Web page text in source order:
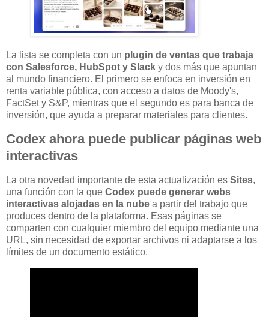
La lista se completa con un plugin de ventas que trabaja
con Salesforce, HubSpot y Slack y dos más que apuntan
al mundo financiero. El primero se enfoca en inversión en
renta variable pública, con acceso a datos de Moody's,
FactSet y S&P, mientras que el segundo es para banca de
inversión, que ayuda a preparar materiales para clientes.
Codex ahora puede publicar páginas web
interactivas
La otra novedad importante de esta actualización es Sites,
una función con la que Codex puede generar webs
interactivas alojadas en la nube a partir del trabajo que
produces dentro de la plataforma. Esas páginas se
comparten con cualquier miembro del equipo mediante una
URL, sin necesidad de exportar archivos ni adaptarse a los
límites de un documento estático.